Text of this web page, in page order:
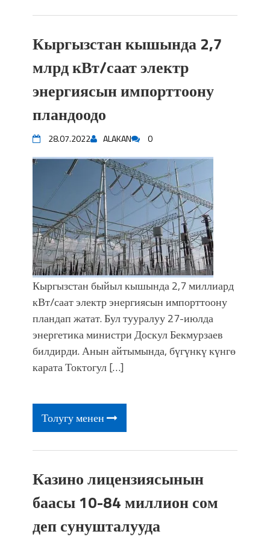
Кыргызстан кышында 2,7
млрд кВт/саат электр
энергиясын импорттоону
пландоодо
28.07.2022 ALAKAN 0
Кыргызстан быйыл кышында 2,7 миллиард
кВт/саат электр энергиясын импорттоону
пландап жатат. Бул тууралуу 27-июлда
энергетика министри Доскул Бекмурзаев
билдирди. Анын айтымында, бүгүнкү күнгө
карата Токтогул […]
Толугу менен
Казино лицензиясынын
баасы 10-84 миллион сом
деп сунушталууда